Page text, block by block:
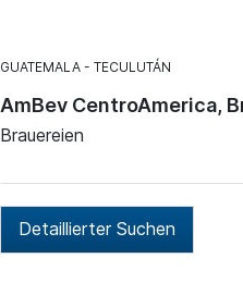
GUATEMALA TECULUTÁN
AmBev CentroAmerica,
Brauereien
Detaillierter Suchen